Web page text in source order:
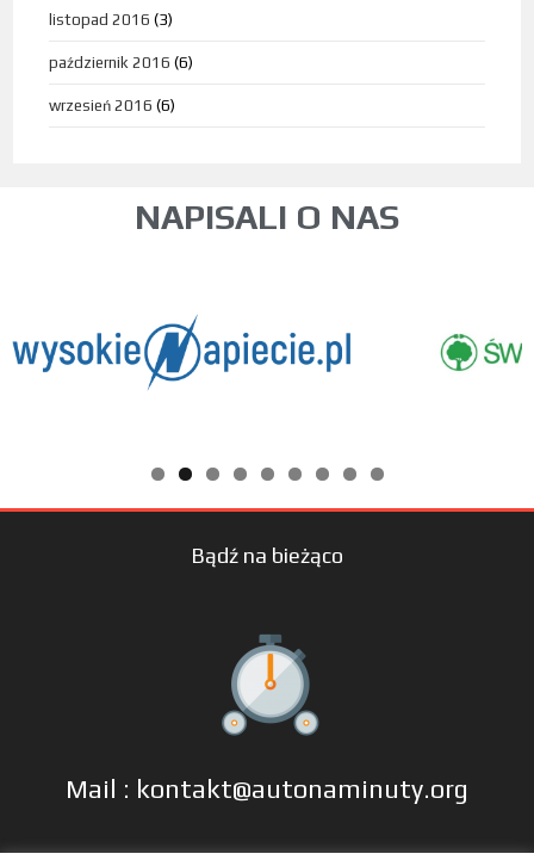
listopad 2016 (3)
październik 2016 (6)
wrzesień 2016 (6)
NAPISALI O NAS
Bądź na bieżąco
Mail : kontakt@autonaminuty.org